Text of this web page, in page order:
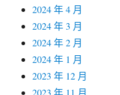
2024 年 4 月
2024 年 3 月
2024 年 2 月
2024 年 1 月
2023 年 12 月
2023 年 11 月